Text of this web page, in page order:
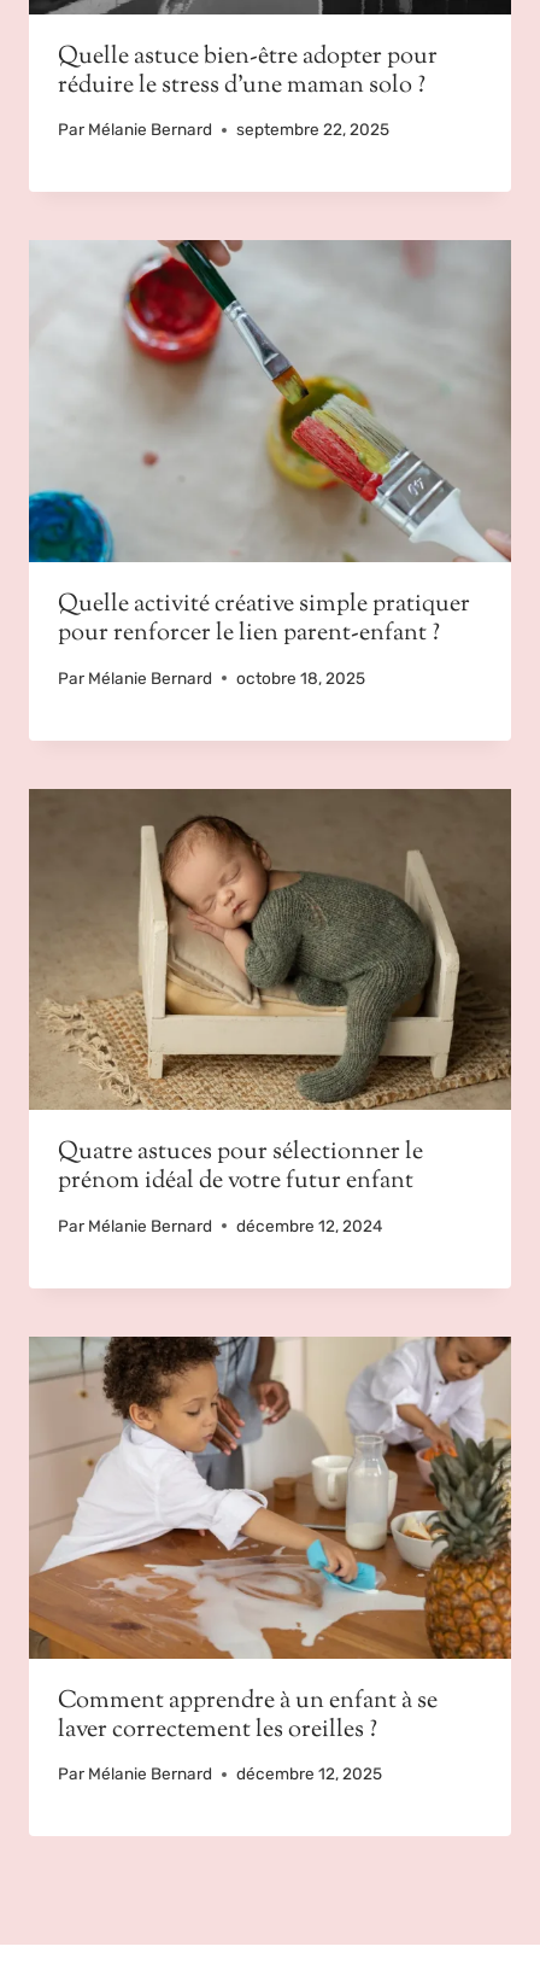
Quelle astuce bien-être adopter pour
réduire le stress d’une maman solo ?
Par Mélanie Bernard septembre 22, 2025
Quelle activité créative simple pratiquer
pour renforcer le lien parent-enfant ?
Par Mélanie Bernard octobre 18, 2025
Quatre astuces pour sélectionner le
prénom idéal de votre futur enfant
Par Mélanie Bernard décembre 12, 2024
Comment apprendre à un enfant à se
laver correctement les oreilles ?
Par Mélanie Bernard décembre 12, 2025